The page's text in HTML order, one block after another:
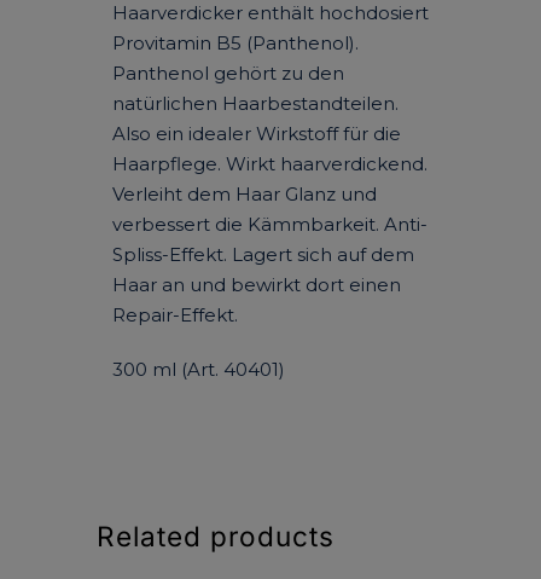
Haarverdicker enthält hochdosiert
Provitamin B5 (Panthenol).
Panthenol gehört zu den
natürlichen Haarbestandteilen.
Also ein idealer Wirkstoff für die
Haarpflege. Wirkt haarverdickend.
Verleiht dem Haar Glanz und
verbessert die Kämmbarkeit. Anti-
Spliss-Effekt. Lagert sich auf dem
Haar an und bewirkt dort einen
Repair-Effekt.
300 ml (Art. 40401)
Related products